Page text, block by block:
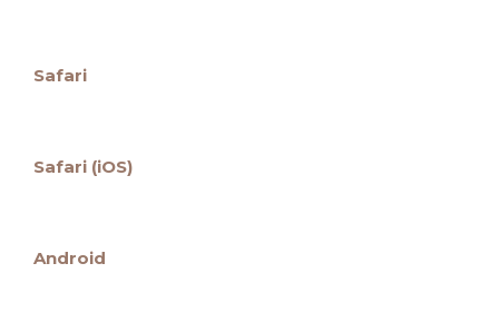
Safari
Safari (iOS)
Android